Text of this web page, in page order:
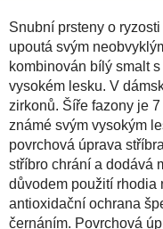
Snubní prsteny o
upoutá svým
kombinován bílý smalt
vysokém lesku. V
zirkonů. Šíře fazony je
známé svým vysokým
povrchová úprava
stříbro chrání a dodává
důvodem použití rhodia
antioxidační ochrana
černáním. Povrchová